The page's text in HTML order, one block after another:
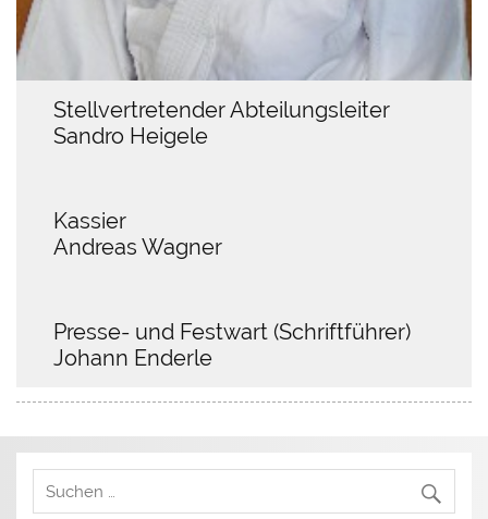
Stellvertretender Abteilungsleiter
Sandro Heigele
Kassier
Andreas Wagner
Presse- und Festwart (Schriftführer)
Johann Enderle